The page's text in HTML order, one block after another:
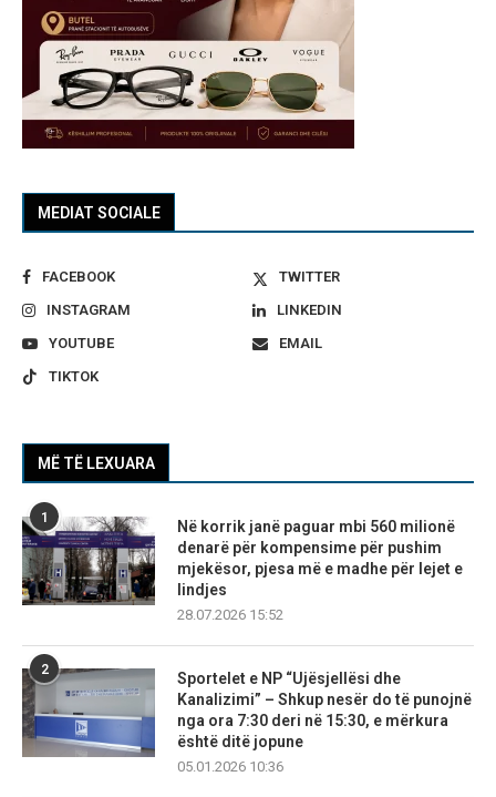
MEDIAT SOCIALE
FACEBOOK
TWITTER
INSTAGRAM
LINKEDIN
YOUTUBE
EMAIL
TIKTOK
MË TË LEXUARA
1
Në korrik janë paguar mbi 560 milionë
denarë për kompensime për pushim
mjekësor, pjesa më e madhe për lejet e
lindjes
28.07.2026 15:52
2
Sportelet e NP “Ujësjellësi dhe
Kanalizimi” – Shkup nesër do të punojnë
nga ora 7:30 deri në 15:30, e mërkura
është ditë jopune
05.01.2026 10:36